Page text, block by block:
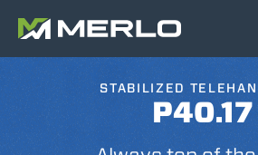
STABILIZED
P40.17